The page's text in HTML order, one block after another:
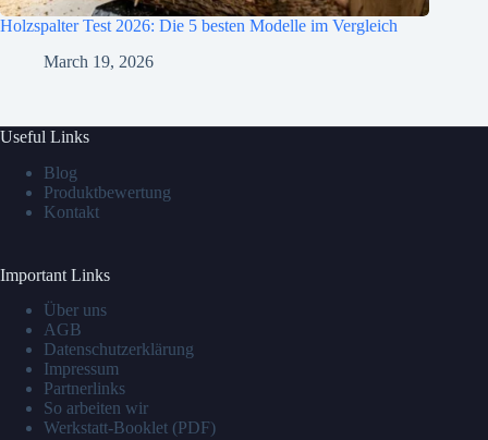
Holzspalter Test 2026: Die 5 besten Modelle im Vergleich
March 19, 2026
Useful Links
Blog
Produktbewertung
Kontakt
Important Links
Über uns
AGB
Datenschutzerklärung
Impressum
Partnerlinks
So arbeiten wir
Werkstatt-Booklet (PDF)